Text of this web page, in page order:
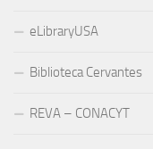
eLibraryUSA
Biblioteca Cervantes
REVA – CONACYT